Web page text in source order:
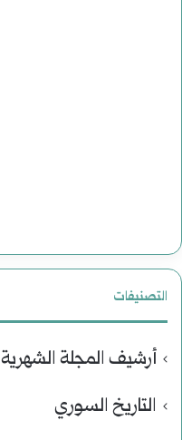
التصنيفات
أرشيف المجلة الشهرية
التاريخ السوري